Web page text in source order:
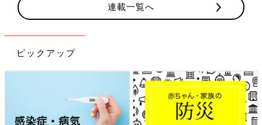
連載一覧へ
ピックアップ